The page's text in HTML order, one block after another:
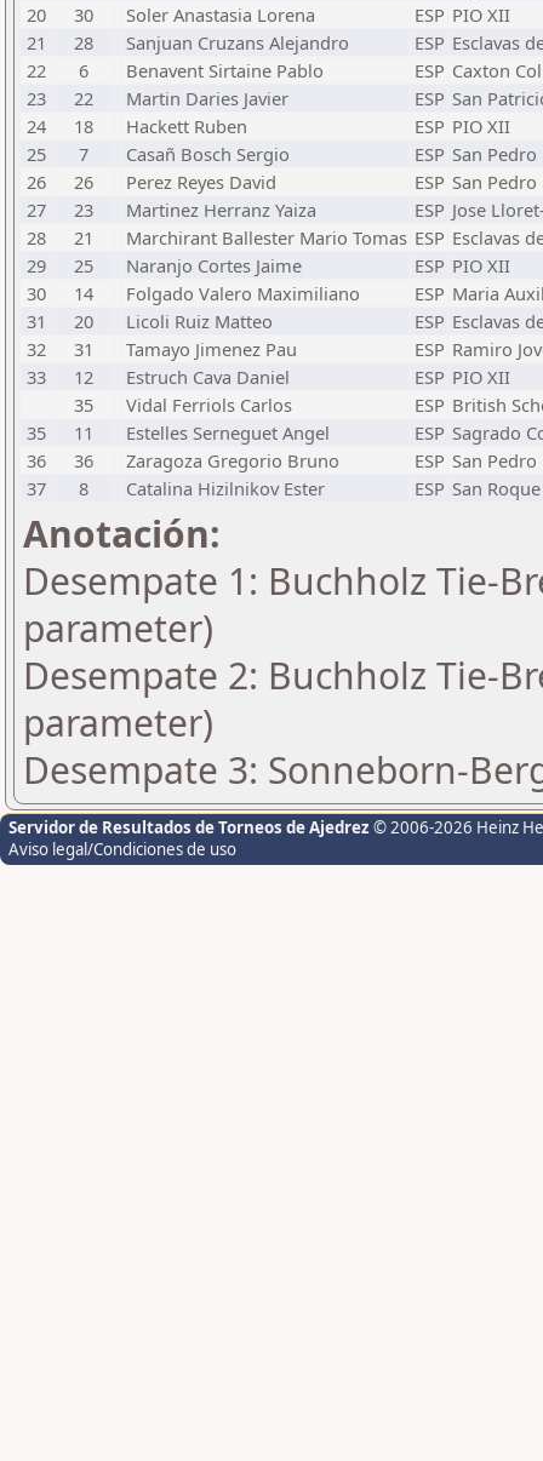
20
30 Soler Anastasia Lorena ESP PIO XII
21
28 Sanjuan Cruzans Alejandro ESP Esclavas
22
6 Benavent Sirtaine Pablo ESP Caxton
23
22 Martin Daries Javier ESP San
24
18 Hackett Ruben ESP PIO XII
25
7 Casañ Bosch Sergio ESP San Pedro
26
26 Perez Reyes David ESP San Pedro
27
23 Martinez Herranz Yaiza ESP Jose
28
21 Marchirant Ballester Mario Tomas ESP Esclavas
29
25 Naranjo Cortes Jaime ESP PIO XII
30
14 Folgado Valero Maximiliano ESP Maria
31
20 Licoli Ruiz Matteo ESP Esclavas
32
31 Tamayo Jimenez Pau ESP Ramiro
33
12 Estruch Cava Daniel ESP PIO XII
35
Vidal Ferriols Carlos ESP British
35
11 Estelles Serneguet Angel ESP Sagrado
36
36 Zaragoza Gregorio Bruno ESP San Pedro
37
8 Catalina Hizilnikov Ester ESP San Roque
Anotación:
Desempate 1: Buchholz Tie-
parameter)
Desempate 2: Buchholz Tie-
parameter)
Desempate 3: Sonneborn-
Servidor de Resultados de Torneos de Ajedrez © 2006-2026 Heinz
Aviso legal/Condiciones de uso